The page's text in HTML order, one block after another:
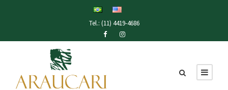
Tel.: (11) 4419-4686